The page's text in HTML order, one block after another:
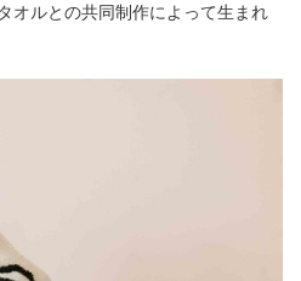
オルとの共同制作によって生まれ